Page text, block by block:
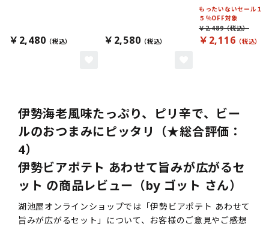
￥2,480 ￥2,580
もったいないセール１
５％OFF対象
￥2,116
￥2,489
伊勢海老風味たっぷり、ピリ辛で、ビー
ルのおつまみにピッタリ（★総合評価：
4）
伊勢ビアポテト あわせて旨みが広がるセ
ット の商品レビュー（by ゴット さん）
湖池屋オンラインショップでは「伊勢ビアポテト あわせて
旨みが広がるセット」について、お客様のご意見やご感想